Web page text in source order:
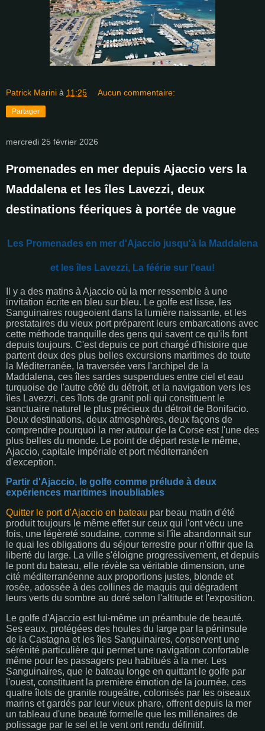
Patrick Marini à 11:25 Aucun commentaire:
Partager
mercredi 25 février 2026
Promenades en mer depuis Ajaccio vers la
Maddalena et les îles Lavezzi, deux
destinations féeriques à portée de vague
Les Promenades en mer d'Ajaccio jusqu'à la Maddalena
et les îles Lavezzi, La féérie sur l'eau!
Il y a des matins à Ajaccio où la mer ressemble à une
invitation écrite en bleu sur bleu. Le golfe est lisse, les
Sanguinaires rougeoient dans la lumière naissante, et les
prestataires du vieux port préparent leurs embarcations avec
cette méthode tranquille des gens qui savent ce qu'ils font
depuis toujours. C'est depuis ce port chargé d'histoire que
partent deux des plus belles excursions maritimes de toute
la Méditerranée, la traversée vers l'archipel de la
Maddalena, ces îles sardes suspendues entre ciel et eau
turquoise de l'autre côté du détroit, et la navigation vers les
îles Lavezzi, ces îlots de granit poli qui constituent le
sanctuaire naturel le plus précieux du détroit de Bonifacio.
Deux destinations, deux atmosphères, deux façons de
comprendre pourquoi la mer autour de la Corse est l'une des
plus belles du monde. Le point de départ reste le même,
Ajaccio, capitale impériale et port méditerranéen
d'exception.
Partir d'Ajaccio, le golfe comme prélude à deux
expériences maritimes inoubliables
Quitter le port d'Ajaccio en bateau par beau matin d'été
produit toujours le même effet sur ceux qui l'ont vécu une
fois, une légèreté soudaine, comme si l'île abandonnait sur
le quai les obligations du séjour terrestre pour n'offrir que la
liberté du large. La ville s'éloigne progressivement, et depuis
le pont du bateau, elle révèle sa véritable dimension, une
cité méditerranéenne aux proportions justes, blonde et
rosée, adossée à des collines de maquis qui dégradent
leurs verts du sombre au doré selon l'altitude et l'exposition.
Le golfe d'Ajaccio est lui-même un préambule de beauté.
Ses eaux, protégées des houles du large par la péninsule
de la Castagna et les îles Sanguinaires, conservent une
sérénité particulière qui permet une navigation confortable
même pour les passagers peu habitués à la mer. Les
Sanguinaires, que le bateau longe en quittant le golfe par
l'ouest, constituent la première émotion de la journée, ces
quatre îlots de granite rougeâtre, colonisés par les oiseaux
marins et gardés par leur vieux phare, offrent depuis la mer
un tableau d'une beauté formelle que les millénaires de
polissage par le sel et le vent ont rendu définitif.